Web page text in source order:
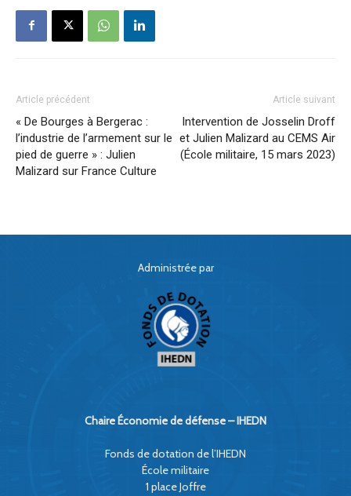
Article précédent
« De Bourges à Bergerac :
l’industrie de l’armement sur le
pied de guerre » : Julien
Malizard sur France Culture
Article suivant
Intervention de Josselin Droff
et Julien Malizard au CEMS Air
(École militaire, 15 mars 2023)
Administrée par
Chaire Économie de défense – IHEDN
Fonds de dotation de l’IHEDN
École militaire
1 place Joffre